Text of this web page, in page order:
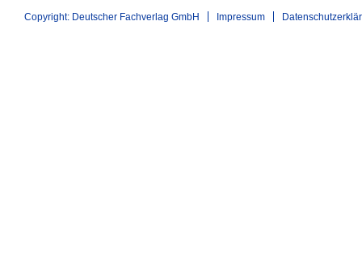
Copyright: Deutscher Fachverlag GmbH Impressum